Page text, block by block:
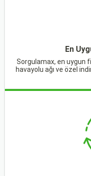
En
Sorgulamax, en uygun
havayolu ağı ve özel